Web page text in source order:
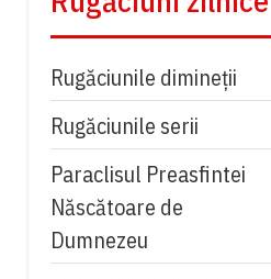
Rugăciunile dimineții
Rugăciunile serii
Paraclisul Preasfintei
Născătoare de
Dumnezeu